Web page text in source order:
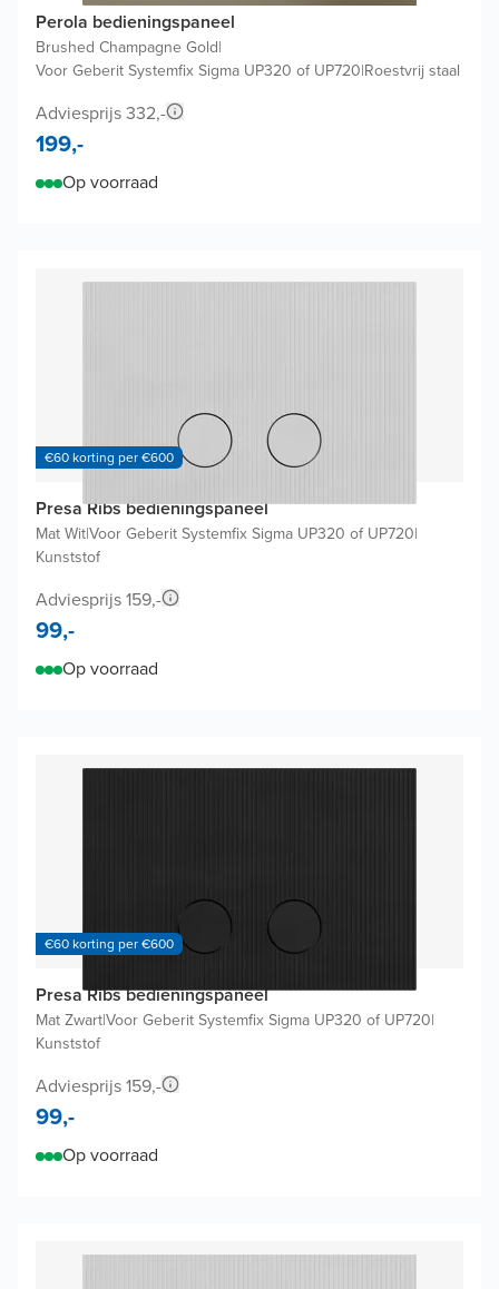
Perola bedieningspaneel
Brushed Champagne Gold|
Voor Geberit Systemfix Sigma UP320 of UP720|Roestvrij staal
Adviesprijs 332,-
199,-
Op voorraad
€60 korting per €600
Presa Ribs bedieningspaneel
Mat Wit|Voor Geberit Systemfix Sigma UP320 of UP720|
Kunststof
Adviesprijs 159,-
99,-
Op voorraad
€60 korting per €600
Presa Ribs bedieningspaneel
Mat Zwart|Voor Geberit Systemfix Sigma UP320 of UP720|
Kunststof
Adviesprijs 159,-
99,-
Op voorraad